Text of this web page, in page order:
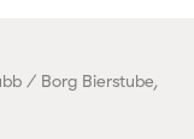
/ Borg Bierstube,